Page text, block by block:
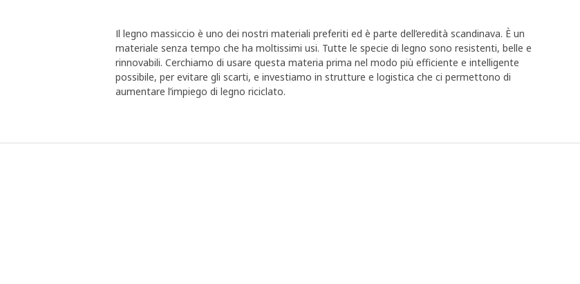
Il legno massiccio è uno dei nostri materiali preferiti ed è parte dell’eredità scandinava. È un
materiale senza tempo che ha moltissimi usi. Tutte le specie di legno sono resistenti, belle e
rinnovabili. Cerchiamo di usare questa materia prima nel modo più efficiente e intelligente
possibile, per evitare gli scarti, e investiamo in strutture e logistica che ci permettono di
aumentare l’impiego di legno riciclato.